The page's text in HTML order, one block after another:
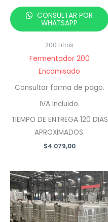
CONSULTAR POR
WHATSAPP
200 Litros
Fermentador 200
Encamisado
Consultar forma de pago.
IVA Incluido.
TIEMPO DE ENTREGA 120 DIAS
APROXIMADOS.
$4.079,00